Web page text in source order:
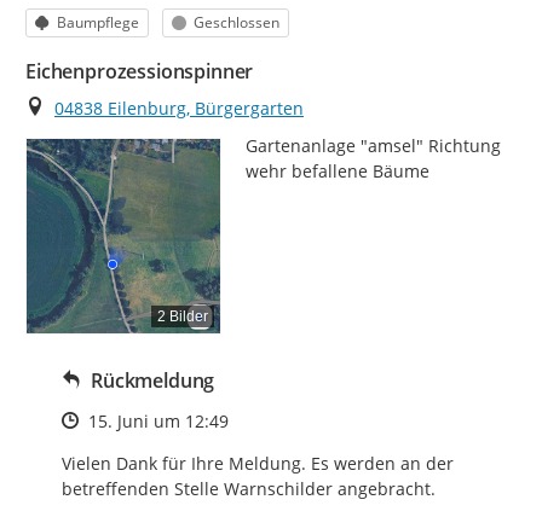
Kategorie
Baumpflege Status
Geschlossen
Eichenprozessionspinner
Ort
04838 Eilenburg, Bürgergarten
2 Bilder
Gartenanlage "amsel" Richtung
wehr befallene Bäume
Rückmeldung
Zeitpunkt des Erstellens
15. Juni um 12:49
Vielen Dank für Ihre Meldung. Es werden an der
betreffenden Stelle Warnschilder angebracht.